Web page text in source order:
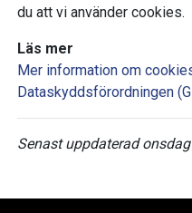
du att vi använder cookies.
Läs mer
Mer information om
Dataskyddsförordningen
Senast uppdaterad